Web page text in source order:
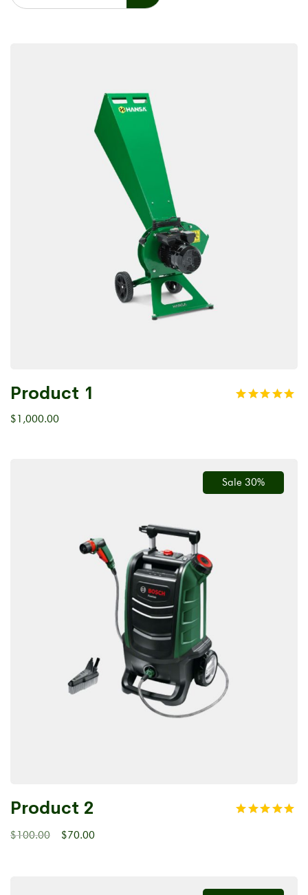
Product 1
$1,000.00
Sale 30%
Product 2
$100.00 $70.00